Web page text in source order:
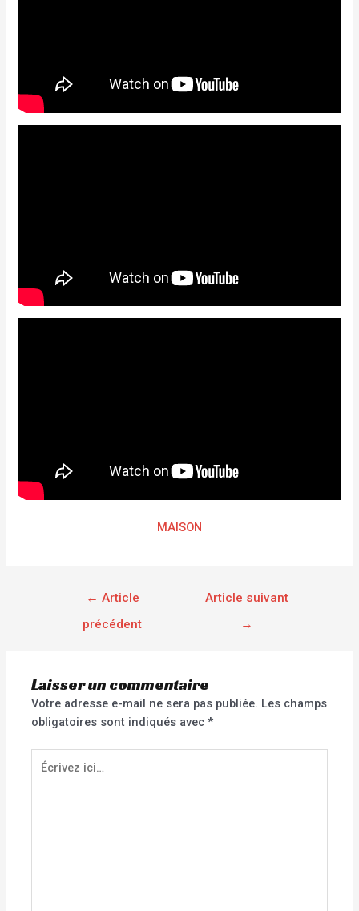
MAISON
← Article
précédent
Article suivant
→
Laisser un commentaire
Votre adresse e-mail ne sera pas publiée. Les champs
obligatoires sont indiqués avec*
Écrivez
ici…